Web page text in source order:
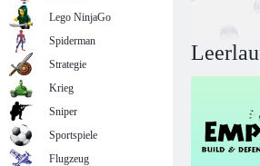
Lego NinjaGo
Spiderman
Strategie
Krieg
Sniper
Sportspiele
Flugzeug